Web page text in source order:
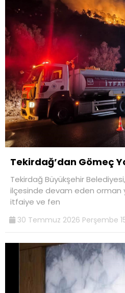
Tekirdağ’dan Gömeç
Tekirdağ Büyükşehir
ilçesinde devam eden orman
itfaiye ve fen
30 Temmuz 2026 Perşembe